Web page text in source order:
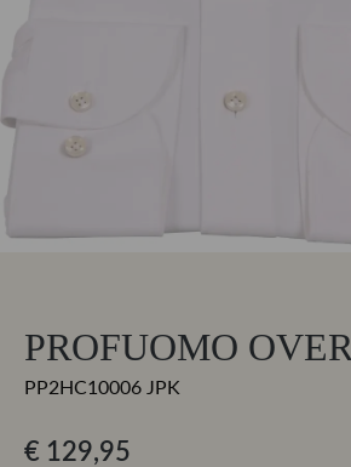
PROFUOMO
PP2HC10006 JPK
€ 129,95